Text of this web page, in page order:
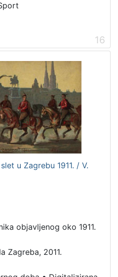
16
u Zagrebu 1911. / V.
objavljenog oko 1911.
Zagreba, 2011.